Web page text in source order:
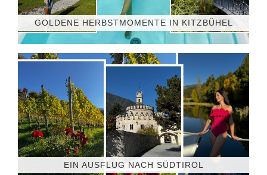
GOLDENE HERBSTMOMENTE IN KITZBÜHEL
EIN AUSFLUG NACH SÜDTIROL